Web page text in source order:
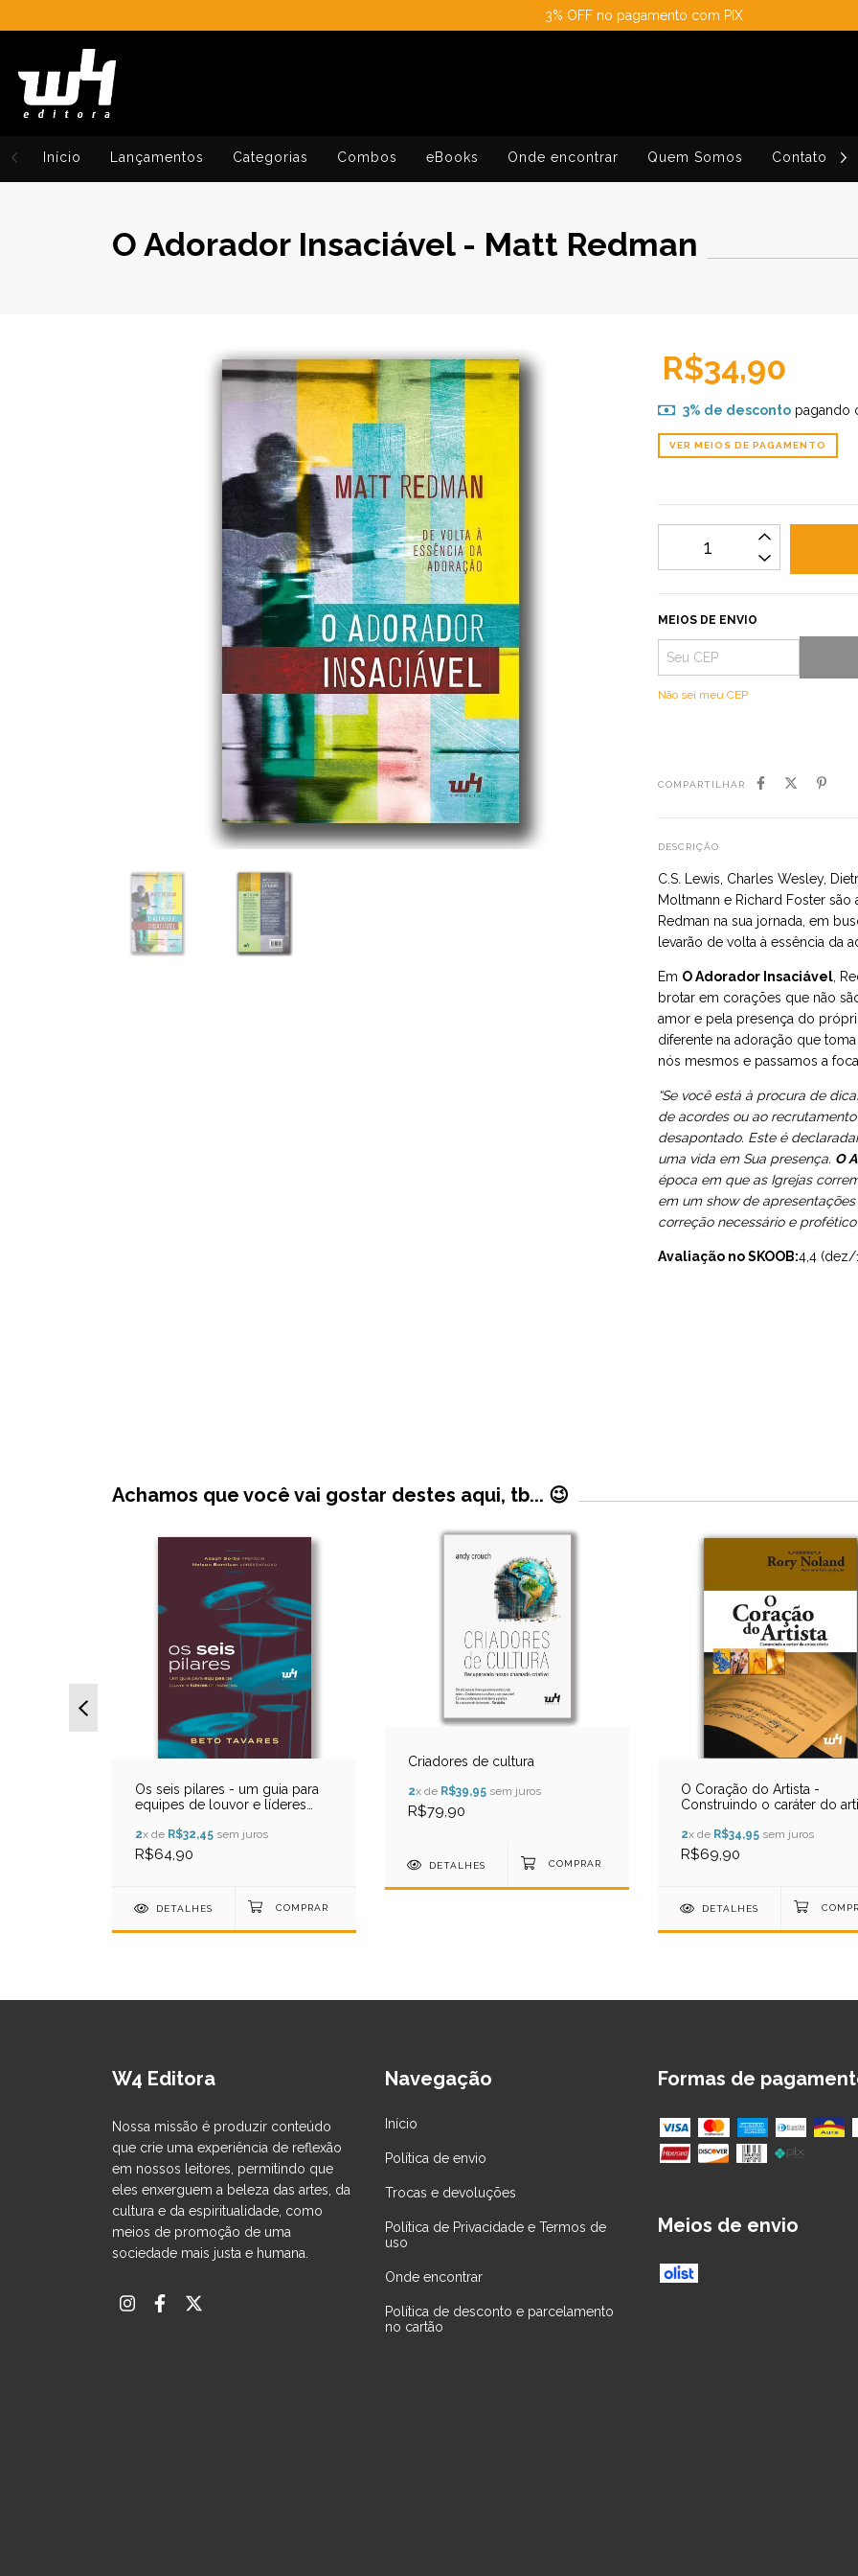
3% OFF no pagamento com PIX
Início Lançamentos Categorias Combos eBooks Onde encontrar Quem Somos Contato
O Adorador Insaciável - Matt Redman
R$34,90
3% de descontopagando
VER MEIOS DE PAGAMENTO
MEIOS DE ENVIO
Não sei meu CEP
COMPARTILHAR
DESCRIÇÃO
C.S. Lewis, Charles Wesley,
Moltmann e Richard Foster
Redman na sua jornada, em
levarão de volta à essência da
Em O Adorador Insaciável ,
brotar em corações que não
amor e pela presença do
diferente na adoração que
nós mesmos e passamos a
“Se você está à procura de
de acordes ou ao
desapontado. Este é
uma vida em Sua presença. O
época em que as Igrejas
em um show de
correção necessário e
Avaliação no SKOOB:4,4 (dez/
Achamos que você vai gostar destes aqui, tb... 😉
Os seis pilares - um guia para
equipes de louvor e líderes
2x de R$32,45 sem juros
R$64,90
DETALHES
Criadores de cultura
2x de R$39,95 sem juros
R$79,90
DETALHES
O Coração do Artista -
Construindo o caráter do
2x de R$34,95 sem juros
R$69,90
DETALHES
W4 Editora
Nossa missão é produzir conteúdo
que crie uma experiência de reflexão
em nossos leitores, permitindo que
eles enxerguem a beleza das artes, da
cultura e da espiritualidade, como
meios de promoção de uma
sociedade mais justa e humana.
Navegação
Início
Política de envio
Trocas e devoluções
Política de Privacidade e Termos de
uso
Onde encontrar
Política de desconto e parcelamento
no cartão
Formas de
Meios de envio